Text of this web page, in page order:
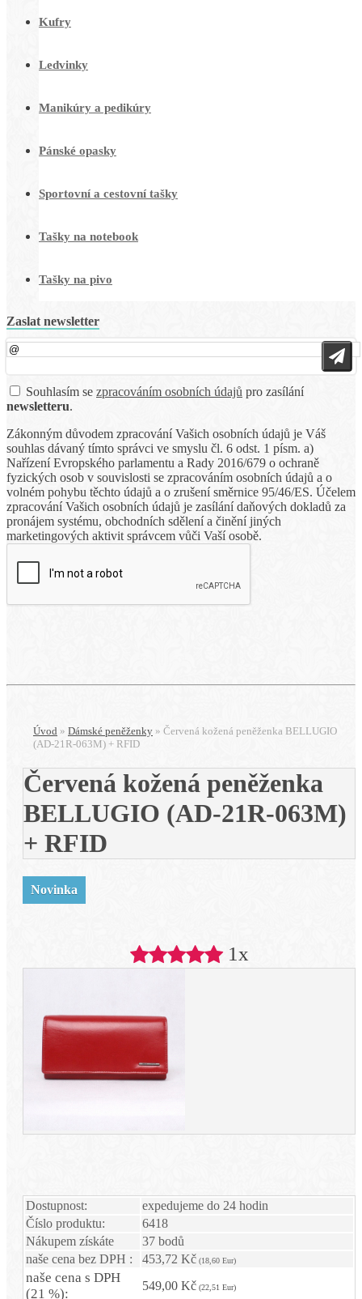
Kufry
Ledvinky
Manikúry a pedikúry
Pánské opasky
Sportovní a cestovní tašky
Tašky na notebook
Tašky na pivo
Zaslat newsletter
Souhlasím se zpracováním osobních údajů pro zasílání
newsletteru.
Zákonným důvodem zpracování Vašich osobních údajů je Váš
souhlas dávaný tímto správci ve smyslu čl. 6 odst. 1 písm. a)
Nařízení Evropského parlamentu a Rady 2016/679 o ochraně
fyzických osob v souvislosti se zpracováním osobních údajů a o
volném pohybu těchto údajů a o zrušení směrnice 95/46/ES. Účelem
zpracování Vašich osobních údajů je zasílání daňových dokladů za
pronájem systému, obchodních sdělení a činění jiných
marketingových aktivit správcem vůči Vaší osobě.
Úvod » Dámské peněženky » Červená kožená peněženka BELLUGIO
(AD-21R-063M) + RFID
Červená kožená peněženka
BELLUGIO (AD-21R-063M)
+ RFID
Novinka
1x
Dostupnost:
expedujeme do 24 hodin
Číslo produktu:
6418
Nákupem získáte
37 bodů
naše cena bez DPH :
453,72 Kč (18,60 Eur)
naše cena s DPH
(21 %):
549,00 Kč (22,51 Eur)